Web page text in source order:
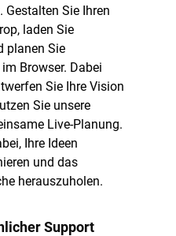
Sie Ihren
laden Sie
planen Sie
Browser. Dabei
Sie Ihre Vision
Sie unsere
Live-Planung.
Ihre Ideen
und das
herauszuholen.
Support